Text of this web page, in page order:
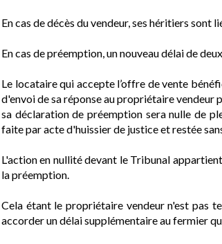
En cas de décès du vendeur, ses héritiers sont
En cas de préemption, un nouveau délai de
Le locataire qui accepte l’offre de vente
d'envoi de sa réponse au propriétaire vendeur
sa déclaration de préemption sera nulle de
faite par acte d'huissier de justice et restée
L'action en nullité devant le Tribunal
la préemption.
Cela étant le propriétaire vendeur n'est pas
accorder un délai supplémentaire au fermier